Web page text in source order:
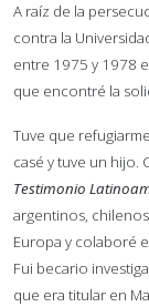
A raíz de la
contra la
entre 1975 y 1978
que encontré la
Tuve que
casé y tuve un hijo.
Testimonio
argentinos,
Europa y colaboré
Fui becario
que era titular en